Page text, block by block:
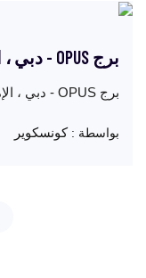
برج OPUS - دبي ، الإمارات العربية المتحدة
برج OPUS - دبي ، الإمارات العربية المتحدة
بواسطة :كونسكوير